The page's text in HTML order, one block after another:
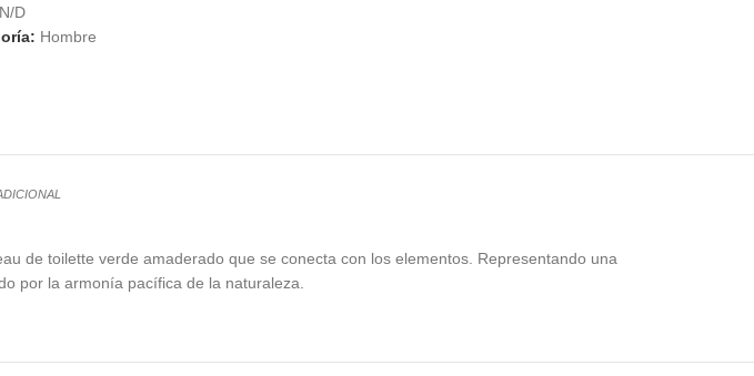
N/D
Hombre
de toilette verde amaderado que se conecta con los elementos. Representando una
por la armonía pacífica de la naturaleza.